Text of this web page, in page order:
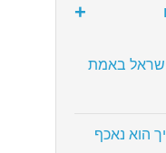
+
באמת
הוא נאכף